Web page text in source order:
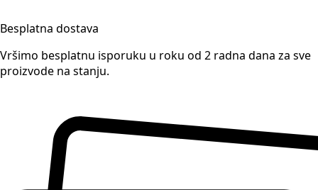
Besplatna dostava
Vršimo besplatnu isporuku u roku od 2 radna dana za sve
proizvode na stanju.